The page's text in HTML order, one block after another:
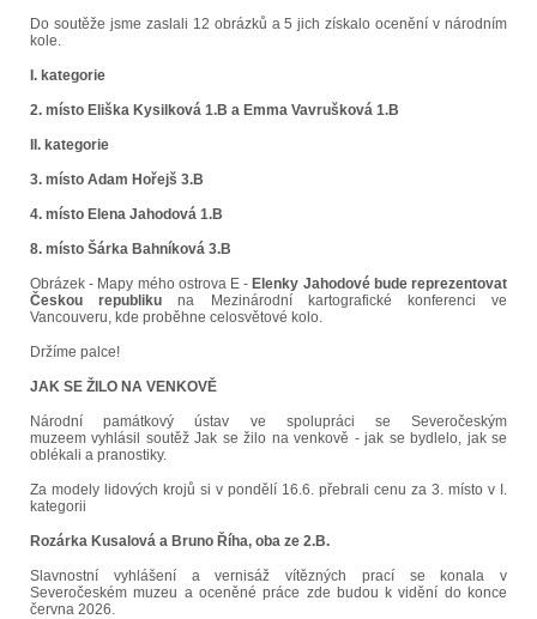
Do soutěže jsme zaslali 12 obrázků a 5 jich získalo ocenění v národním
kole.
I. kategorie
2. místo Eliška Kysilková 1.B a Emma Vavrušková 1.B
II. kategorie
3. místo Adam Hořejš 3.B
4. místo Elena Jahodová 1.B
8. místo Šárka Bahníková 3.B
Obrázek - Mapy mého ostrova E - Elenky Jahodové bude reprezentovat
Českou republiku na Mezinárodní kartografické konferenci ve
Vancouveru, kde proběhne celosvětové kolo.
Držíme palce!
JAK SE ŽILO NA VENKOVĚ
Národní památkový ústav ve spolupráci se Severočeským
muzeem vyhlásil soutěž Jak se žilo na venkově - jak se bydlelo, jak se
oblékali a pranostiky.
Za modely lidových krojů si v pondělí 16.6. přebrali cenu za 3. místo v I.
kategorii
Rozárka Kusalová a Bruno Říha, oba ze 2.B.
Slavnostní vyhlášení a vernisáž vítězných prací se konala v
Severočeském muzeu a oceněné práce zde budou k vidění do konce
června 2026.